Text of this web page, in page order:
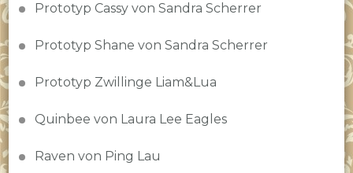
Prototyp Cassy von Sandra Scherrer
Prototyp Shane von Sandra Scherrer
Prototyp Zwillinge Liam&Lua
Quinbee von Laura Lee Eagles
Raven von Ping Lau